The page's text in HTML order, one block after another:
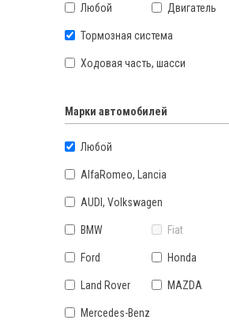
Любой Двигатель
Тормозная система
Ходовая часть, шасси
Марки автомобилей
Любой
AlfaRomeo, Lancia
AUDI, Volkswagen
BMW Fiat
Ford Honda
Land Rover MAZDA
Mercedes-Benz